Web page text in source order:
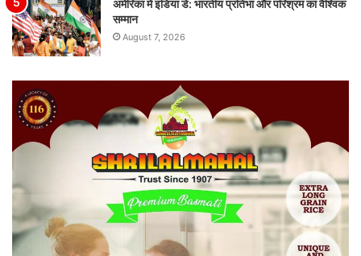
अमेरिका में इंडिया डे: भारतीय प्रतिभा और परिश्रम का वैश्विक
सम्मान
August 7, 2026